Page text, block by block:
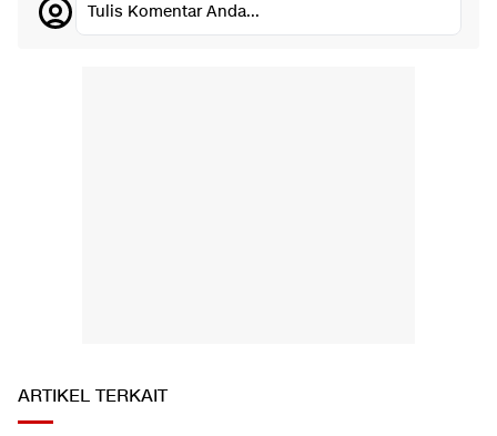
Tulis Komentar Anda...
ARTIKEL TERKAIT